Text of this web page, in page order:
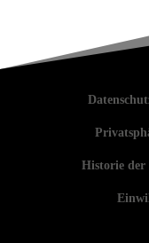
Historie der